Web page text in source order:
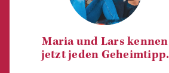
Maria und Lars kennen
jetzt jeden Geheimtipp.